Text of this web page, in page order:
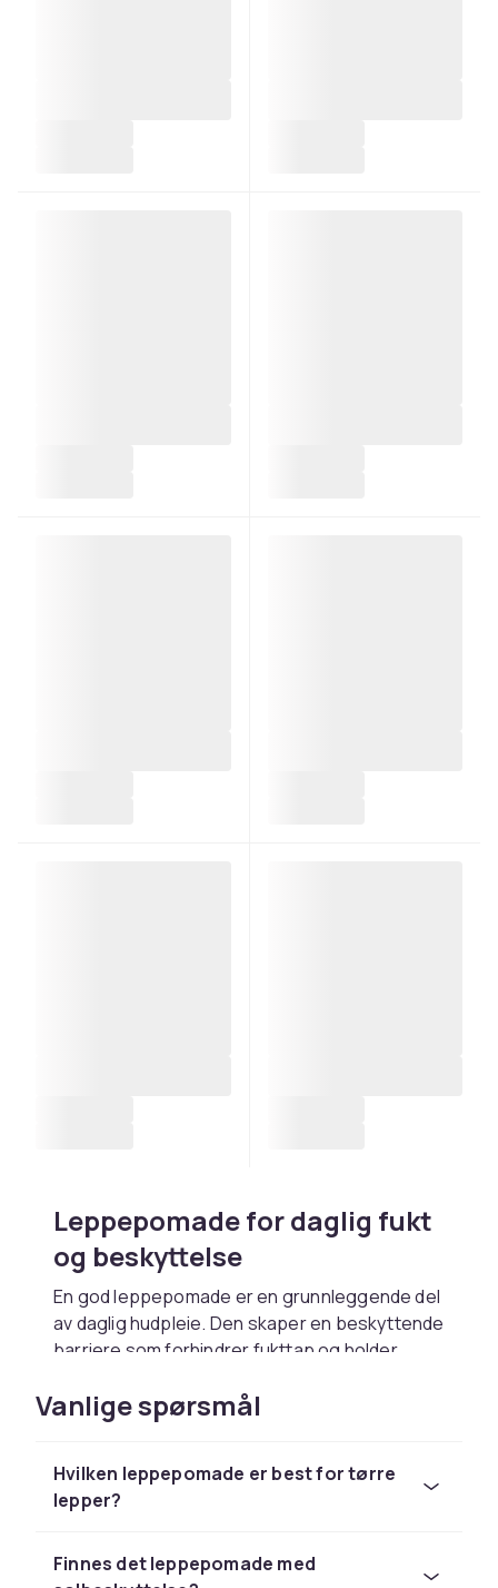
Leppepomade for daglig fukt
og beskyttelse
En god leppepomade er en grunnleggende del
av daglig hudpleie. Den skaper en beskyttende
barriere som forhindrer fukttap og holder
naturlige ingredienser som bivoks, sheasmør
og kokosolje er populære valg som gir
leppepomade ekstra viktig for å forebygge
sprekker og tørrhet. Hos CDON finner du
Vanlige spørsmål
Hvilken leppepomade er best for tørre
lepper?
Finnes det leppepomade med